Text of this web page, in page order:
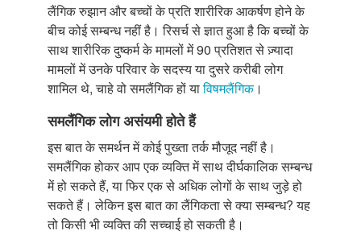
लैंगिक रुझान और बच्चों के प्रति शारीरिक आकर्षण होने के
बीच कोई सम्बन्ध नहीं है। रिसर्च से ज्ञात हुआ है कि बच्चों के
साथ शारीरिक दुष्कर्म के मामलों में 90 प्रतिशत से ज़्यादा
मामलों में उनके परिवार के सदस्य या दुसरे करीबी लोग
शामिल थे, चाहे वो समलैंगिक हों याविषमलैंगिक।
समलैंगिक लोग असंयमी होते हैं
इस बात के समर्थन में कोई पुख्ता तर्क मौजूद नहीं है।
समलैंगिक होकर आप एक व्यक्ति में साथ दीर्घकालिक सम्बन्ध
में हो सकते हैं, या फिर एक से अधिक लोगों के साथ जुड़े हो
सकते हैं। लेकिन इस बात का लैंगिकता से क्या सम्बन्ध? यह
तो किसी भी व्यक्ति की सच्चाई हो सकती है।